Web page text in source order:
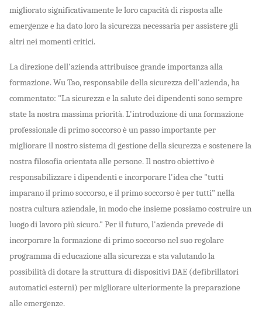
migliorato significativamente le loro capacità di risposta alle
emergenze e ha dato loro la sicurezza necessaria per assistere gli
altri nei momenti critici.
La direzione dell'azienda attribuisce grande importanza alla
formazione. Wu Tao, responsabile della sicurezza dell'azienda, ha
commentato: "La sicurezza e la salute dei dipendenti sono sempre
state la nostra massima priorità. L'introduzione di una formazione
professionale di primo soccorso è un passo importante per
migliorare il nostro sistema di gestione della sicurezza e sostenere la
nostra filosofia orientata alle persone. Il nostro obiettivo è
responsabilizzare i dipendenti e incorporare l'idea che "tutti
imparano il primo soccorso, e il primo soccorso è per tutti" nella
nostra cultura aziendale, in modo che insieme possiamo costruire un
luogo di lavoro più sicuro." Per il futuro, l'azienda prevede di
incorporare la formazione di primo soccorso nel suo regolare
programma di educazione alla sicurezza e sta valutando la
possibilità di dotare la struttura di dispositivi DAE (defibrillatori
automatici esterni) per migliorare ulteriormente la preparazione
alle emergenze.